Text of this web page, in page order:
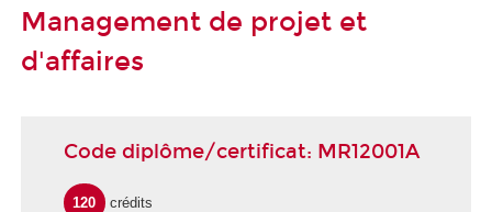
Management de projet et
d'affaires
Code diplôme/certificat: MR12001A
120 crédits